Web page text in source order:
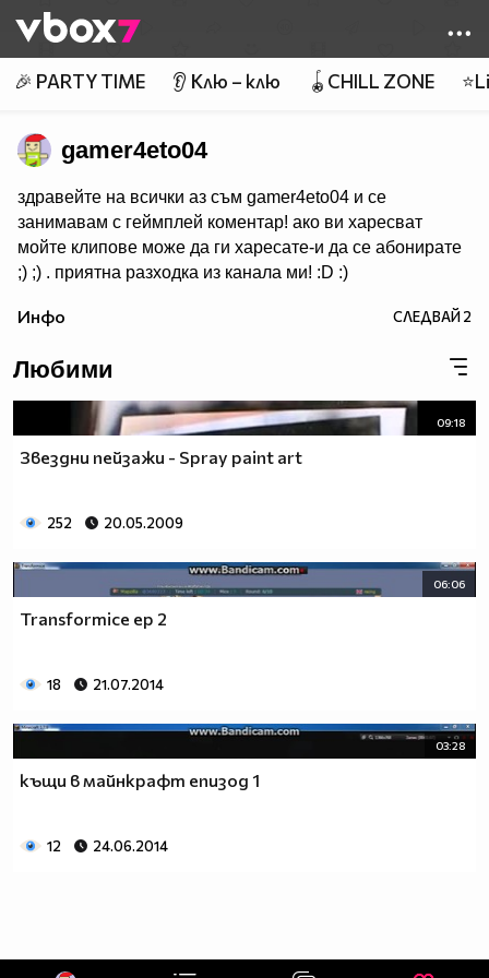
👾
🎉 PARTY TIME 👂 Клю – клю 🪀CHILL ZONE
gamer4eto04
здравейте на всички аз съм gamer4eto04 и се
занимавам с геймплей коментар! ако ви харесват
мойте клипове може да ги харесате-и да се абонирате
;) ;) . приятна разходка из канала ми! :D :)
Инфо СЛЕДВАЙ2
Любими
09:18
Звездни пейзажи - Spray paint art
252 20.05.2009
06:06
Transformice ep 2
18 21.07.2014
03:28
къщи в майнкрафт епизод 1
12 24.06.2014